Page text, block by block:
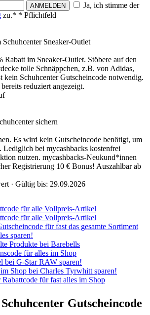
ANMELDEN
Ja, ich stimme der
zu.* * Pflichtfeld
Sneaker-Outlet
Rabatt im Sneaker-Outlet. Stöbere auf den
tolle Schnäppchen, z.B. von Adidas,
kein Schuhcenter Gutscheincode notwendig.
reduziert angezeigt.
sichern
Es wird kein Gutscheincode benötigt, um
Lediglich bei mycashbacks kostenfrei
nutzen. mycashbacks-Neukund*innen
Registrierung 10 € Bonus! Auszahlbar ab
· Gültig bis: 29.09.2026
Gutscheincode